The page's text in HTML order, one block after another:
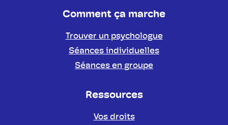
Comment ça marche
Trouver un psychologue
Séances individuelles
Séances en groupe
Ressources
Vos droits